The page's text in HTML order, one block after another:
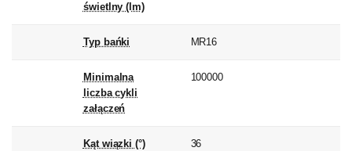
świetlny (lm)
Typ bańki MR16
Minimalna
liczba cykli
załączeń
100000
Kąt wiązki (°) 36